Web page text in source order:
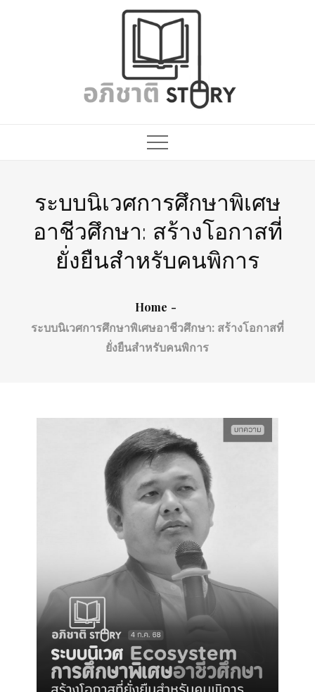
ระบบนิเวศการศึกษาพิเศษ
อาชีวศึกษา: สร้างโอกาสที่
ยั่งยืนสำหรับคนพิการ
Home
ระบบนิเวศการศึกษาพิเศษอาชีวศึกษา: สร้างโอกาสที่
ยั่งยืนสำหรับคนพิการ